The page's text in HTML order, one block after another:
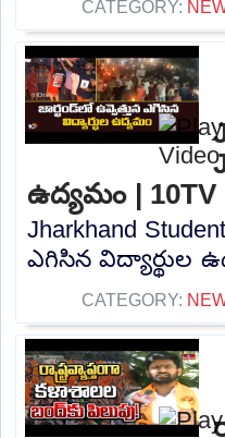
CATEGORY:
ఉద్యమం | 10TV
Jharkhand
ఎగిసిన విద్యార్థుల
CATEGORY: